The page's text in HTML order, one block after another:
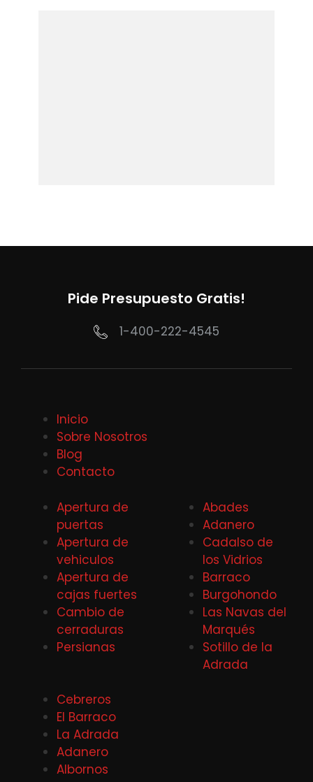
Pide Presupuesto Gratis!
1-400-222-4545
Inicio
Sobre Nosotros
Blog
Contacto
Apertura de
puertas
Apertura de
vehiculos
Apertura de
cajas fuertes
Cambio de
cerraduras
Persianas
Abades
Adanero
Cadalso de
los Vidrios
Barraco
Burgohondo
Las Navas del
Marqués
Sotillo de la
Adrada
Cebreros
El Barraco
La Adrada
Adanero
Albornos